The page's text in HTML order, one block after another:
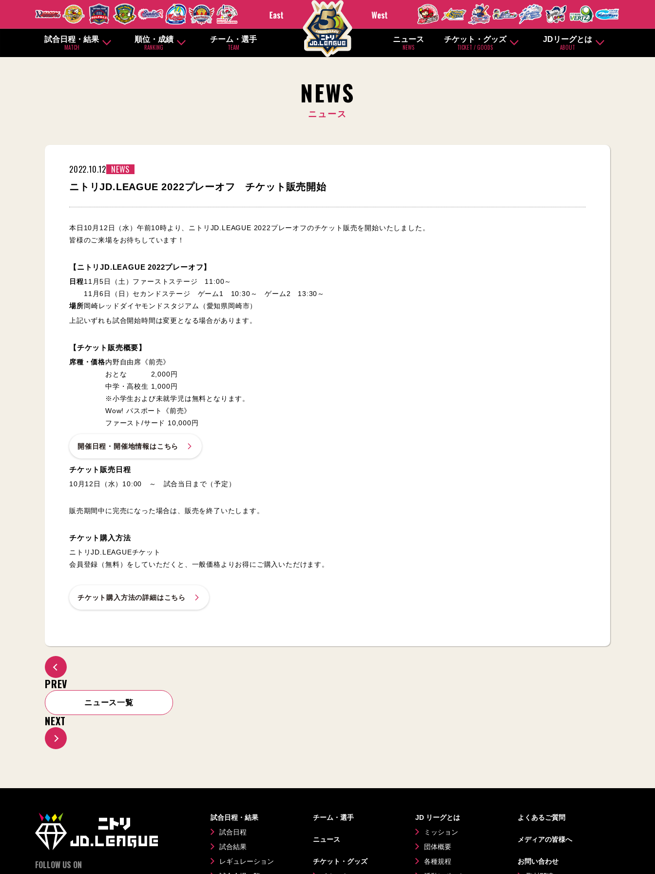
試合日程・結果
MATCH
順位・成績
RANKING
チーム・選手
TEAM
ニュース
NEWS
チケット・グッズ
TICKET / GOODS
JDリーグとは
ABOUT
NEWS
ニュース
2022.10.12 NEWS
ニトリJD.LEAGUE 2022プレーオフ チケット販売開始
本日10月12日（水）午前10時より、ニトリJD.LEAGUE 2022プレーオフのチケット販売を開始いたしました。
皆様のご来場をお待ちしています！
【ニトリJD.LEAGUE 2022プレーオフ】
日程11月5日（土）ファーストステージ 11:00～
11月6日（日）セカンドステージ ゲーム1 10:30～ ゲーム2 13:30～
場所岡崎レッドダイヤモンドスタジアム（愛知県岡崎市）
上記いずれも試合開始時間は変更となる場合があります。
【チケット販売概要】
席種・価格内野自由席《前売》
おとな 2,000円
中学・高校生 1,000円
※小学生および未就学児は無料となります。
Wow! パスポート《前売》
ファースト/サード 10,000円
開催日程・開催地情報はこちら
チケット販売日程
10月12日（水）10:00 ～ 試合当日まで（予定）
販売期間中に完売になった場合は、販売を終了いたします。
チケット購入方法
ニトリJD.LEAGUEチケット
会員登録（無料）をしていただくと、一般価格よりお得にご購入いただけます。
チケット購入方法の詳細はこちら
PREV
ニュース一覧
NEXT
試合日程・結果
試合日程
試合結果
レギュレーション
チーム・選手
ニュース
チケット・グッズ
JD リーグとは
ミッション
団体概要
各種規程
よくあるご質問
メディアの皆様へ
お問い合わせ
FOLLOW US ON